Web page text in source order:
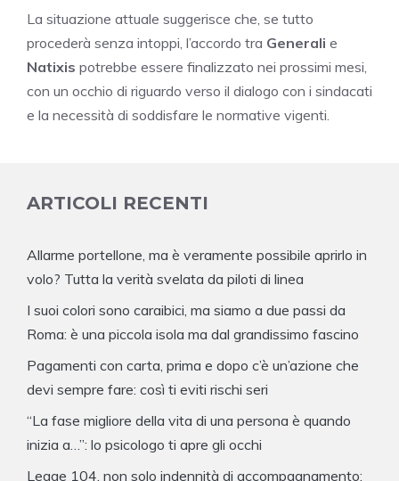
La situazione attuale suggerisce che, se tutto
procederà senza intoppi, l’accordo tra Generali e
Natixis potrebbe essere finalizzato nei prossimi mesi,
con un occhio di riguardo verso il dialogo con i sindacati
e la necessità di soddisfare le normative vigenti.
ARTICOLI RECENTI
Allarme portellone, ma è veramente possibile aprirlo in
volo? Tutta la verità svelata da piloti di linea
I suoi colori sono caraibici, ma siamo a due passi da
Roma: è una piccola isola ma dal grandissimo fascino
Pagamenti con carta, prima e dopo c’è un’azione che
devi sempre fare: così ti eviti rischi seri
“La fase migliore della vita di una persona è quando
inizia a…”: lo psicologo ti apre gli occhi
Legge 104, non solo indennità di accompagnamento: